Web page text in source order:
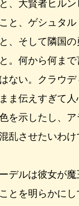
、大賢者ヒル
と、ゲシュタ
、そして隣国
。何から何ま
ない。クラウ
ま伝えすぎて
を示したし、
乱させたいわ
デルは彼女が魔
とを明らかに